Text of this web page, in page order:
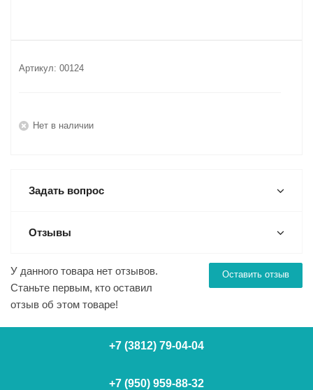
Артикул: 00124
Нет в наличии
Задать вопрос
Отзывы
Оставить отзыв
У данного товара нет отзывов.
Станьте первым, кто оставил
отзыв об этом товаре!
+7 (3812) 79-04-04
+7 (950) 959-88-32